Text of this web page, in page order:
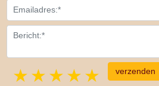
5 stars
4 stars
3 stars
2 stars
1 star